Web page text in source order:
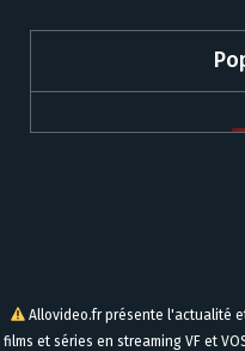
Allovideo.fr présente l'actualité
films et séries en streaming VF et